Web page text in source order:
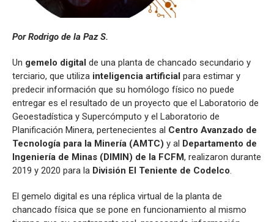
Por Rodrigo de la Paz S.
Un gemelo digital de una planta de chancado secundario y
terciario, que utiliza inteligencia artificial para estimar y
predecir información que su homólogo físico no puede
entregar es el resultado de un proyecto que el Laboratorio de
Geoestadística y Supercómputo y el Laboratorio de
Planificación Minera, pertenecientes al Centro Avanzado de
Tecnología para la Minería (AMTC) y al Departamento de
Ingeniería de Minas (DIMIN) de la FCFM, realizaron durante
2019 y 2020 para la División El Teniente de Codelco.
El gemelo digital es una réplica virtual de la planta de
chancado física que se pone en funcionamiento al mismo